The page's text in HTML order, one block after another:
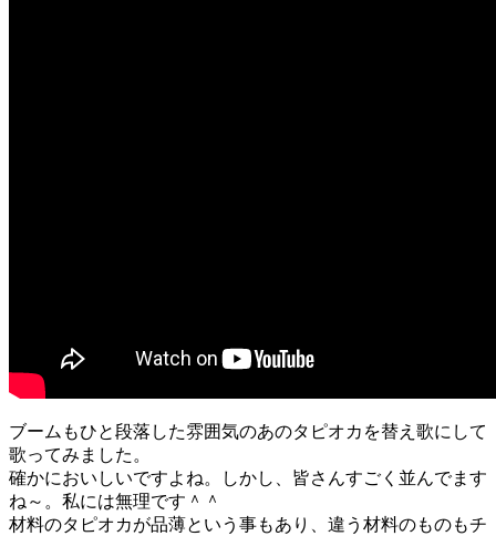
ブームもひと段落した雰囲気のあのタピオカを替え歌にして
歌ってみました。
確かにおいしいですよね。しかし、皆さんすごく並んでます
ね～。私には無理です＾＾
材料のタピオカが品薄という事もあり、違う材料のものもチ